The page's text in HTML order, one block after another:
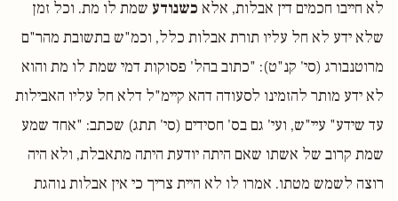
לא חייבו חכמים דין אבלות, אלא כשנודע שמת לו מת. וכל זמן
שלא ידע לא חל עליו תורת אבלות כלל, וכמ"ש בתשובת מהר"ם
מרוטנבורג (סי' קנ"ט): "כתוב בהל' פסוקות דמי שמת לו מת והוא
לא ידע מותר להזמינו לסעודה דהא קיימ"ל דלא חל עליו האבילות
עד שידע" עיי"ש, ועי' גם בס' חסידים (סי' תתג) שכתב: "אחד שמע
שמת קרוב של אשתו שאם היתה יודעת היתה מתאבלת, ולא היה
רוצה לשמש מטתו. אמרו לו לא היית צריך כי אין אבלות נוהגת